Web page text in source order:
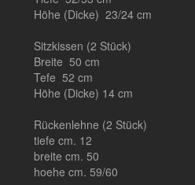
Höhe (Dicke) 23/24 cm
Sitzkissen (2 Stück)
Breite 50 cm
Tefe 52 cm
Höhe (Dicke) 14 cm
Rückenlehne (2 Stück)
tiefe cm. 12
breite cm. 50
hoehe cm. 59/60